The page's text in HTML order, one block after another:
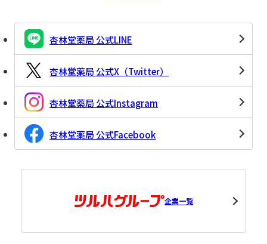
杏林堂薬局 公式LINE
杏林堂薬局 公式X（Twitter）
杏林堂薬局 公式Instagram
杏林堂薬局 公式Facebook
企業一覧